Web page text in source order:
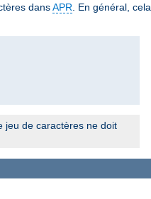
dansAPR . En général, cela
jeu de caractères ne doit